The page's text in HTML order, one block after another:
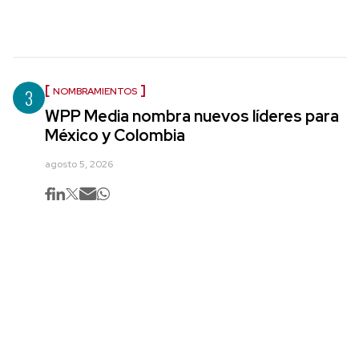
3 NOMBRAMIENTOS
WPP Media nombra nuevos líderes para
México y Colombia
agosto 5, 2026